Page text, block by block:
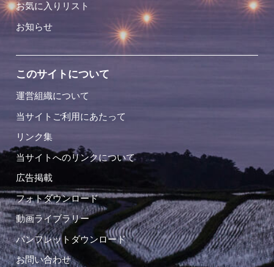
お気に入りリスト
お知らせ
このサイトについて
運営組織について
当サイトご利用にあたって
リンク集
当サイトへのリンクについて
広告掲載
フォトダウンロード
動画ライブラリー
パンフレットダウンロード
お問い合わせ